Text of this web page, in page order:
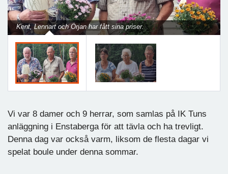
Kent, Lennart och Örjan har fått sina priser.
Vi var 8 damer och 9 herrar, som samlas på IK Tuns
anläggning i Enstaberga för att tävla och ha trevligt.
Denna dag var också varm, liksom de flesta dagar vi
spelat boule under denna sommar.